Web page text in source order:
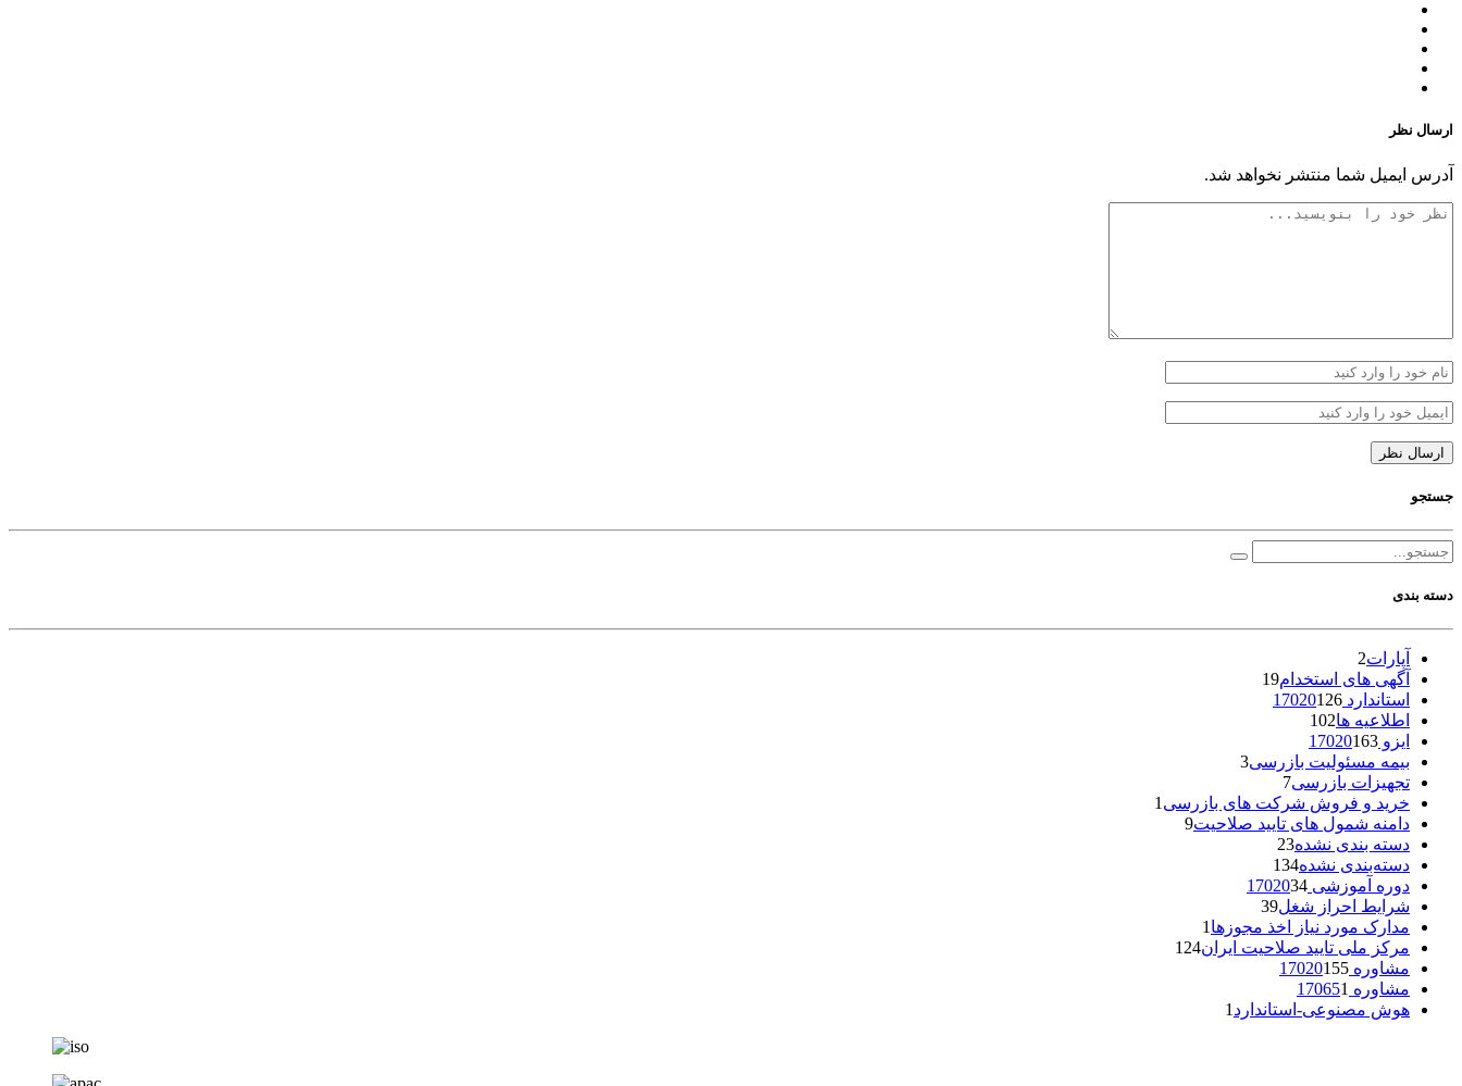
ارسال نظر
آدرس ایمیل شما منتشر نخواهد شد.
جستجو
دسته بندی
آپارات2
آگهی های استخدام19
استاندارد 17020 126
اطلاعیه ها102
ایزو 17020 163
بیمه مسئولیت بازرسی3
تجهیزات بازرسی7
خرید و فروش شرکت های بازرسی 1
دامنه شمول های تایید صلاحیت9
دسته بندی نشده23
دسته‌بندی نشده134
دوره آموزشی 17020 34
شرایط احراز شغل39
مدارک مورد نیاز اخذ مجوزها 1
مرکز ملی تایید صلاحیت ایران124
مشاوره 17020 155
مشاوره 17065 1
هوش مصنوعی-استاندارد 1